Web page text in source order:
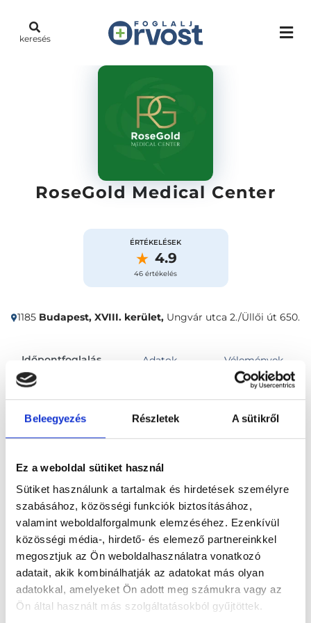
Beleegyezés Részletek A sütikről
Ez a weboldal sütiket használ
Sütiket használunk a tartalmak és hirdetések személyre
szabásához, közösségi funkciók biztosításához,
valamint weboldalforgalmunk elemzéséhez. Ezenkívül
közösségi média-, hirdető- és elemező partnereinkkel
megosztjuk az Ön weboldalhasználatra vonatkozó
adatait, akik kombinálhatják az adatokat más olyan
adatokkal, amelyeket Ön adott meg számukra vagy az
Ön által használt más szolgáltatásokból gyűjtöttek.
keresés
RoseGold Medical Center
ÉRTÉKELÉSEK
4.9
46 értékelés
1185 Budapest, XVIII. kerület, Ungvár utca 2./Üllői út 650.
Időpontfoglalás Adatok Vélemények
Főoldal Klinikák
Akupunktőr, Budapest, XVIII. kerület